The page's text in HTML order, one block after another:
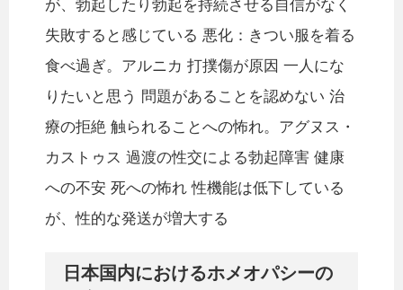
が、勃起したり勃起を持続させる自信がなく
失敗すると感じている 悪化：きつい服を着る
食べ過ぎ。アルニカ 打撲傷が原因 一人にな
りたいと思う 問題があることを認めない 治
療の拒絶 触られることへの怖れ。アグヌス・
カストゥス 過渡の性交による勃起障害 健康
への不安 死への怖れ 性機能は低下している
が、性的な発送が増大する
日本国内におけるホメオパシーの